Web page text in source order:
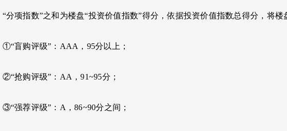
“分项指数”之和为楼盘“投资价值指数”得分，依据投资价值指数总得分，将楼
①“盲购评级”：AAA，95分以上；
②“抢购评级”：AA，91~95分；
③“强荐评级”：A，86~90分之间；